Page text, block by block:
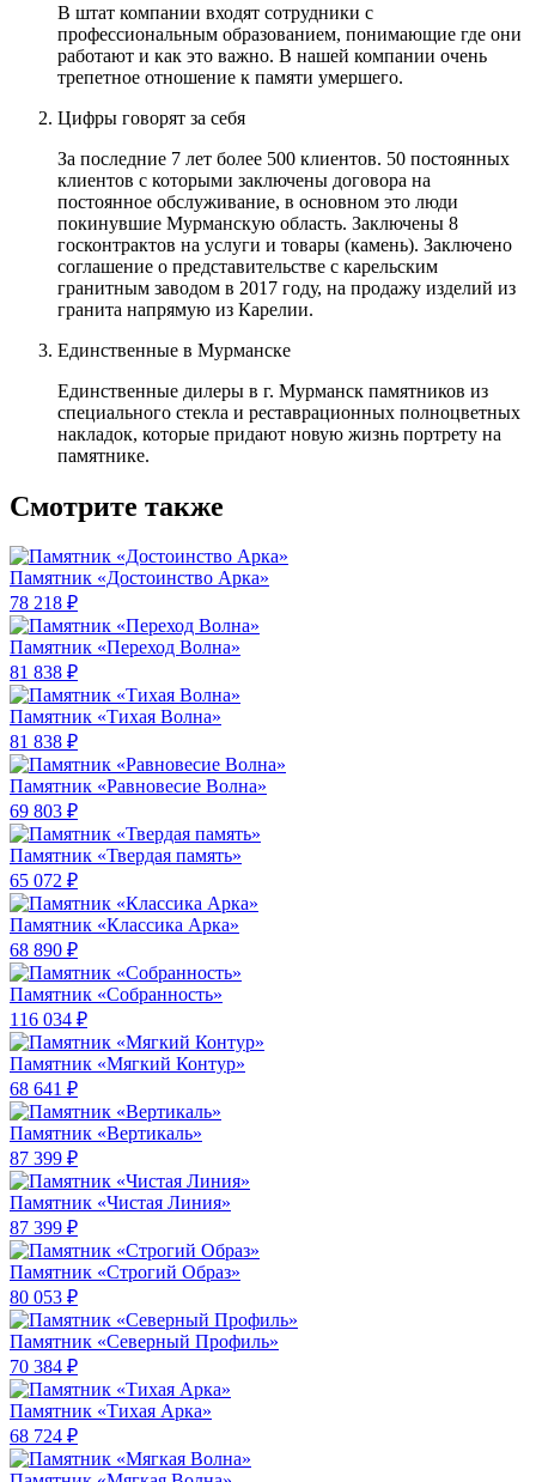
В штат компании входят сотрудники с
профессиональным образованием, понимающие где они
работают и как это важно. В нашей компании очень
трепетное отношение к памяти умершего.
Цифры говорят за себя
За последние 7 лет более 500 клиентов. 50 постоянных
клиентов с которыми заключены договора на
постоянное обслуживание, в основном это люди
покинувшие Мурманскую область. Заключены 8
госконтрактов на услуги и товары (камень). Заключено
соглашение о представительстве с карельским
гранитным заводом в 2017 году, на продажу изделий из
гранита напрямую из Карелии.
Единственные в Мурманске
Единственные дилеры в г. Мурманск памятников из
специального стекла и реставрационных полноцветных
накладок, которые придают новую жизнь портрету на
памятнике.
Смотрите также
Памятник «Достоинство Арка»
78 218 ₽
Памятник «Переход Волна»
81 838 ₽
Памятник «Тихая Волна»
81 838 ₽
Памятник «Равновесие Волна»
69 803 ₽
Памятник «Твердая память»
65 072 ₽
Памятник «Классика Арка»
68 890 ₽
Памятник «Собранность»
116 034 ₽
Памятник «Мягкий Контур»
68 641 ₽
Памятник «Вертикаль»
87 399 ₽
Памятник «Чистая Линия»
87 399 ₽
Памятник «Строгий Образ»
80 053 ₽
Памятник «Северный Профиль»
70 384 ₽
Памятник «Тихая Арка»
68 724 ₽